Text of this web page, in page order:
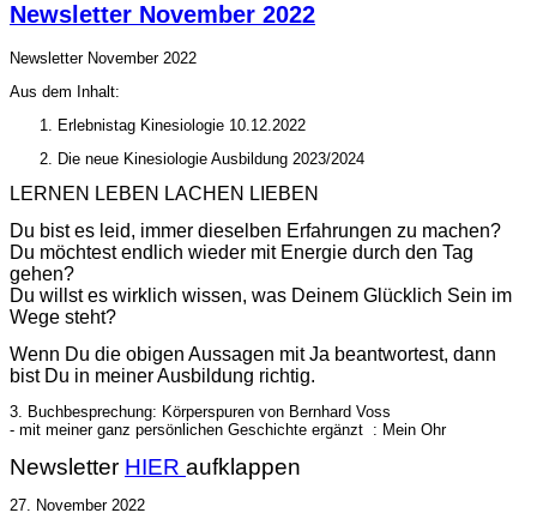
Newsletter November 2022
Newsletter November 2022
Aus dem Inhalt:
Erlebnistag Kinesiologie 10.12.2022
Die neue Kinesiologie Ausbildung 2023/2024
LERNEN LEBEN LACHEN LIEBEN
Du bist es leid, immer dieselben Erfahrungen zu machen?
Du möchtest endlich wieder mit Energie durch den Tag
gehen?
Du willst es wirklich wissen, was Deinem Glücklich Sein im
Wege steht?
Wenn Du die obigen Aussagen mit Ja beantwortest, dann
bist Du in meiner Ausbildung richtig.
3. Buchbesprechung: Körperspuren von Bernhard Voss
- mit meiner ganz persönlichen Geschichte ergänzt : Mein Ohr
Newsletter HIER aufklappen
27. November 2022